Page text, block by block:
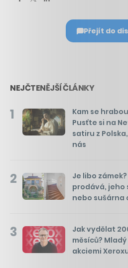
Přejít do
NEJČTENĚJŠÍ ČLÁNKY
1
Kam se
Pusťte si na
satiru z
nás
2
Je libo
prodává, jeho
nebo sušárna
3
Jak vydělat
měsíců?
akciemi